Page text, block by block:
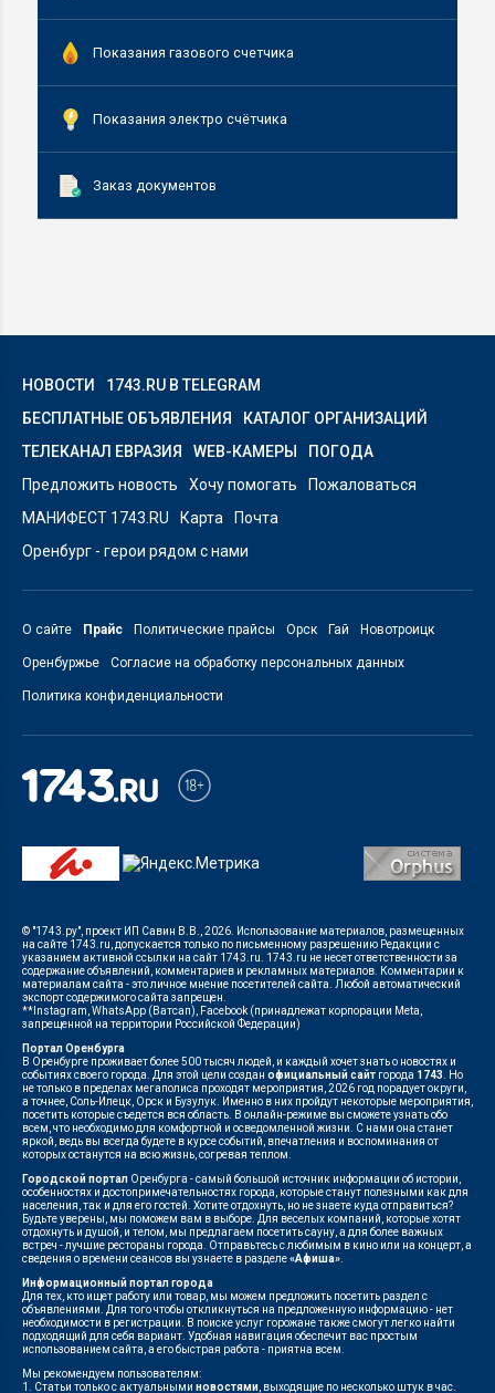
Показания газового счетчика
Показания электро счётчика
Заказ документов
НОВОСТИ
1743.RU В TELEGRAM
БЕСПЛАТНЫЕ ОБЪЯВЛЕНИЯ
КАТАЛОГ ОРГАНИЗАЦИЙ
ТЕЛЕКАНАЛ ЕВРАЗИЯ
WEB-КАМЕРЫ
ПОГОДА
Предложить новость
Хочу помогать
Пожаловаться
МАНИФЕСТ 1743.RU
Карта
Почта
Оренбург - герои рядом с нами
О сайте Прайс Политические прайсы Орск Гай Новотроицк
Оренбуржье Согласие на обработку персональных данных
Политика конфиденциальности
© "1743.ру", проект ИП Савин В.В., 2026. Использование материалов, размещенных
на сайте 1743.ru, допускается только по письменному разрешению Редакции с
указанием активной ссылки на сайт 1743.ru. 1743.ru не несет ответственности за
содержание объявлений, комментариев и рекламных материалов. Комментарии к
материалам сайта - это личное мнение посетителей сайта. Любой автоматический
экспорт содержимого сайта запрещен.
**Instagram, WhatsApp (Ватсап), Facebook (принадлежат корпорации Meta,
запрещенной на территории Российской Федерации)
Портал Оренбурга
В Оренбурге проживает более 500 тысяч людей, и каждый хочет знать о новостях и
событиях своего города. Для этой цели создан официальный сайт города 1743 . Но
не только в пределах мегаполиса проходят мероприятия, 2026 год порадует округи,
а точнее, Соль-Илецк, Орск и Бузулук. Именно в них пройдут некоторые мероприятия,
посетить которые съедется вся область. В онлайн-режиме вы сможете узнать обо
всем, что необходимо для комфортной и осведомленной жизни. С нами она станет
яркой, ведь вы всегда будете в курсе событий, впечатления и воспоминания от
которых останутся на всю жизнь, согревая теплом.
Городской портал Оренбурга - самый большой источник информации об истории,
особенностях и достопримечательностях города, которые станут полезными как для
населения, так и для его гостей. Хотите отдохнуть, но не знаете куда отправиться?
Будьте уверены, мы поможем вам в выборе. Для веселых компаний, которые хотят
отдохнуть и душой, и телом, мы предлагаем посетить сауну, а для более важных
встреч - лучшие рестораны города. Отправьтесь с любимым в кино или на концерт, а
сведения о времени сеансов вы узнаете в разделе«Афиша»
Информационный портал города
Для тех, кто ищет работу или товар, мы можем предложить посетить раздел с
объявлениями. Для того чтобы откликнуться на предложенную информацию - нет
необходимости в регистрации. В поиске услуг горожане также смогут легко найти
подходящий для себя вариант. Удобная навигация обеспечит вас простым
использованием сайта, а его быстрая работа - приятна всем.
Мы рекомендуем пользователям:
1. Статьи только с актуальными новостями , выходящие по несколько штук в час.